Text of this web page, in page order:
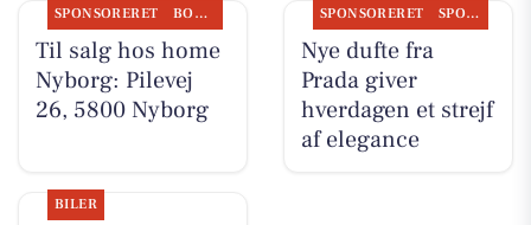
SPONSORERET BOLIGMARKED
Til salg hos home
Nyborg: Pilevej
26, 5800 Nyborg
SPONSORERET SPONSORERET INDHOLD
Nye dufte fra
Prada giver
hverdagen et strejf
af elegance
BILER